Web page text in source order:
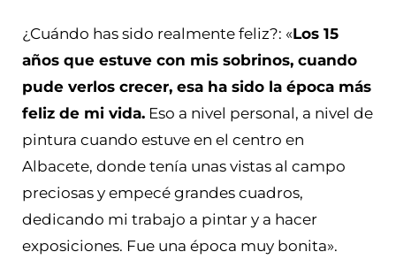
¿Cuándo has sido realmente feliz?: «Los 15
años que estuve con mis sobrinos, cuando
pude verlos crecer, esa ha sido la época más
feliz de mi vida. Eso a nivel personal, a nivel de
pintura cuando estuve en el centro en
Albacete, donde tenía unas vistas al campo
preciosas y empecé grandes cuadros,
dedicando mi trabajo a pintar y a hacer
exposiciones. Fue una época muy bonita».